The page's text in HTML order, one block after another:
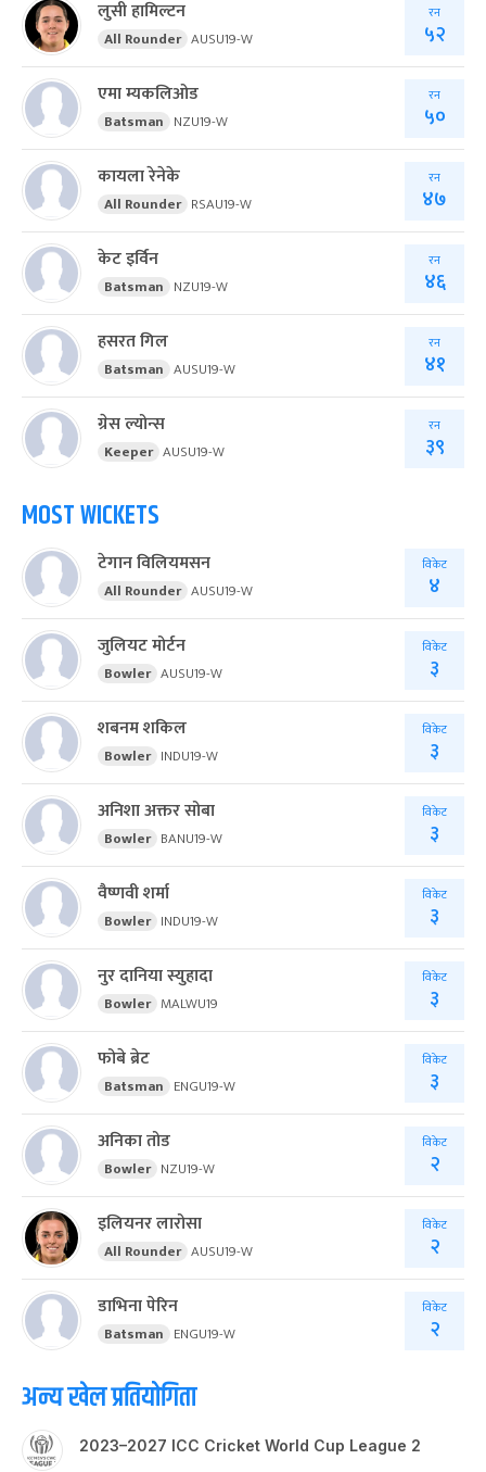
लुसी हामिल्टन
All Rounder AUSU19-W
रन
५२
एमा म्यकलिओड
Batsman NZU19-W
रन
५०
कायला रेनेके
All Rounder RSAU19-W
रन
४७
केट इर्विन
Batsman NZU19-W
रन
४६
हसरत गिल
Batsman AUSU19-W
रन
४१
ग्रेस ल्योन्स
Keeper AUSU19-W
रन
३९
MOST WICKETS
टेगान विलियमसन
All Rounder AUSU19-W
विकेट
४
जुलियट मोर्टन
Bowler AUSU19-W
विकेट
३
शबनम शकिल
Bowler INDU19-W
विकेट
३
अनिशा अक्तर सोबा
Bowler BANU19-W
विकेट
३
वैष्णवी शर्मा
Bowler INDU19-W
विकेट
३
नुर दानिया स्युहादा
Bowler MALWU19
विकेट
३
फोबे ब्रेट
Batsman ENGU19-W
विकेट
३
अनिका तोड
Bowler NZU19-W
विकेट
२
इलियनर लारोसा
All Rounder AUSU19-W
विकेट
२
डाभिना पेरिन
Batsman ENGU19-W
विकेट
२
अन्य खेल प्रतियोगिता
2023–2027 ICC Cricket World Cup League 2